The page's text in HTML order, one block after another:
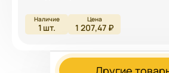
1 шт. 1 207,47 ₽